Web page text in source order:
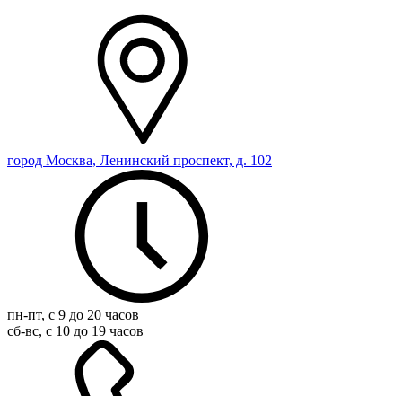
город Москва, Ленинский проспект, д. 102
пн-пт, с 9 до 20 часов
сб-вс, с 10 до 19 часов